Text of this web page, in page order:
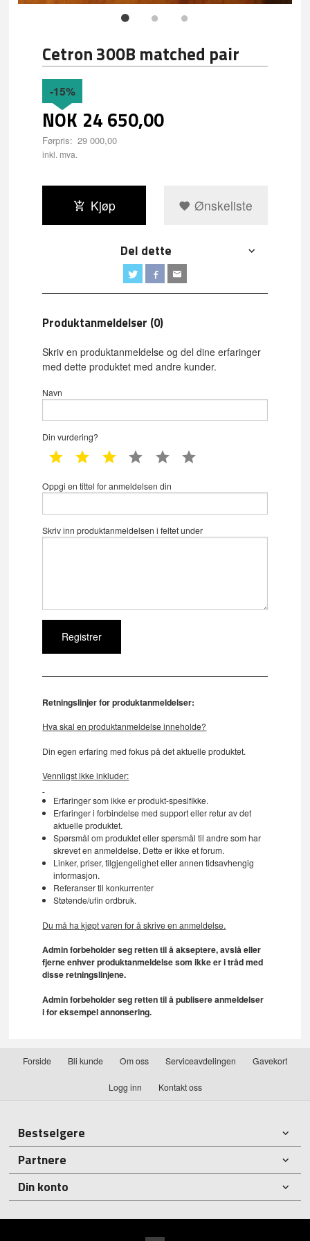
Cetron 300B matched pair
NOK 24 650,00
Førpris: 29 000,00
Rabatt
-15%
inkl. mva.
Kjøp Ønskeliste
Del dette
Produktanmeldelser (0)
Skriv en produktanmeldelse og del dine erfaringer
med dette produktet med andre kunder.
Navn
Din vurdering?
1 star 2 star 3 star 4 star 5 star
Oppgi en tittel for anmeldelsen din
Skriv inn produktanmeldelsen i feltet under
Retningslinjer for produktanmeldelser:
Hva skal en produktanmeldelse inneholde?
Din egen erfaring med fokus på det aktuelle produktet.
Vennligst ikke inkluder:
Erfaringer som ikke er produkt-spesifikke.
Erfaringer i forbindelse med support eller retur av det
aktuelle produktet.
Spørsmål om produktet eller spørsmål til andre som har
skrevet en anmeldelse. Dette er ikke et forum.
Linker, priser, tilgjengelighet eller annen tidsavhengig
informasjon.
Referanser til konkurrenter
Støtende/ufin ordbruk.
Du må ha kjøpt varen for å skrive en anmeldelse.
Admin forbeholder seg retten til å akseptere, avslå eller
fjerne enhver produktanmeldelse som ikke er i tråd med
disse retningslinjene.
Admin forbeholder seg retten til å publisere anmeldelser
i for eksempel annonsering.
Forside Bli kunde Om oss Serviceavdelingen Gavekort
Logg inn Kontakt oss
Bestselgere
Partnere
Din konto